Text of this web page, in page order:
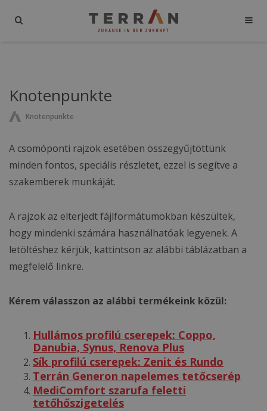
Knotenpunkte
Knotenpunkte
A csomóponti rajzok esetében összegyűjtöttünk
minden fontos, speciális részletet, ezzel is segítve a
szakemberek munkáját.
A rajzok az elterjedt fájlformátumokban készültek,
hogy mindenki számára használhatóak legyenek. A
letöltéshez kérjük, kattintson az alábbi táblázatban a
megfelelő linkre.
Kérem válasszon az alábbi termékeink közül:
Hullámos profilú cserepek: Coppo,
Danubia, Synus, Renova Plus
Sík profilú cserepek: Zenit és Rundo
Terrán Generon napelemes tetőcserép
MediComfort szarufa feletti
tetőhőszigetelés